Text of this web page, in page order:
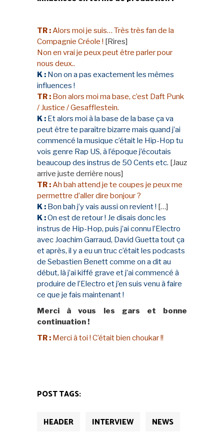
TR :Alors moi je suis… Très très fan de la
Compagnie Créole ! [Rires]
Non en vrai je peux peut être parler pour
nous deux..
K : Non on a pas exactement les mêmes
influences !
TR : Bon alors moi ma base, c’est Daft Punk
/ Justice / Gesafflestein.
K : Et alors moi à la base de la base ça va
peut être te paraître bizarre mais quand j’ai
commencé la musique c’était le Hip-Hop tu
vois genre Rap US, à l’époque j’écoutais
beaucoup des instrus de 50 Cents etc. [Jauz
arrive juste derrière nous]
TR :Ah bah attend je te coupes je peux me
permettre d’aller dire bonjour ?
K : Bon bah j’y vais aussi on revient ! […]
K :On est de retour ! Je disais donc les
instrus de Hip-Hop, puis j’ai connu l’Electro
avec Joachim Garraud, David Guetta tout ça
et après, il y a eu un truc c’était les podcasts
de Sebastien Benett comme on a dit au
début, là j’ai kiffé grave et j’ai commencé à
produire de l’Electro et j’en suis venu à faire
ce que je fais maintenant !
Merci à vous les gars et bonne
continuation !
TR : Merci à toi ! C’était bien choukar !!
POST TAGS:
HEADER INTERVIEW NEWS